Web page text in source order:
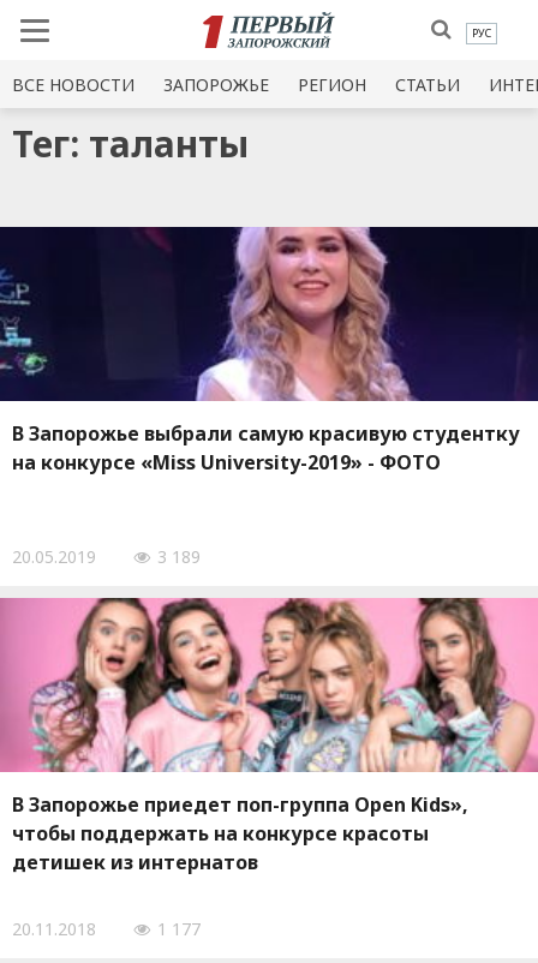
РУС
ВСЕ НОВОСТИ ЗАПОРОЖЬЕ РЕГИОН СТАТЬИ
Тег: таланты
В Запорожье выбрали самую красивую студентку
на конкурсе «Miss University-2019» - ФОТО
20.05.2019 3 189
В Запорожье приедет поп-группа Open Kids»,
чтобы поддержать на конкурсе красоты
детишек из интернатов
20.11.2018 1 177